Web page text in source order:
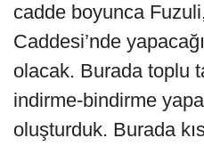
cadde boyunca
Caddesi’nde
olacak. Burada toplu
indirme-bindirme
oluşturduk. Burada